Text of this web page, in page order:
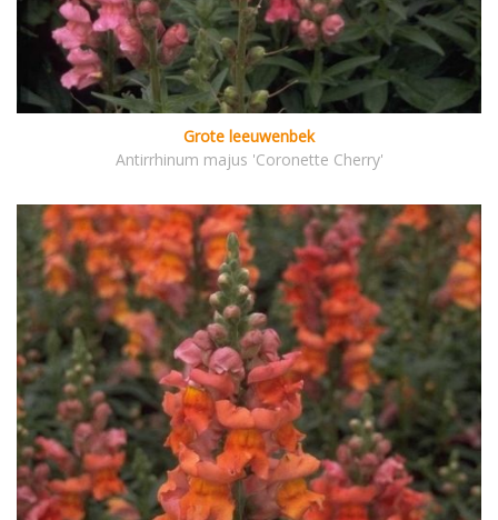
Grote leeuwenbek
Antirrhinum majus 'Coronette Cherry'